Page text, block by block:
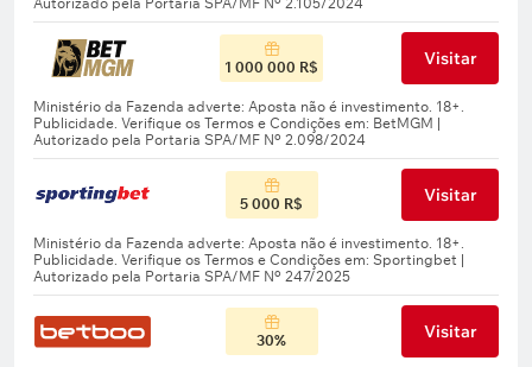
1 000 000 R$ Visitar
5 000 R$ Visitar
30% Visitar